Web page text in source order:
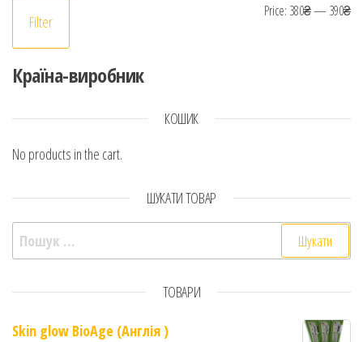
Filter
Price: 380₴— 390₴
Країна-виробник
КОШИК
No products in the cart.
ШУКАТИ ТОВАР
Пошук:
ТОВАРИ
Skin glow BioAge (Англія )